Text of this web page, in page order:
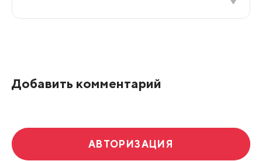
Добавить комментарий
АВТОРИЗАЦИЯ